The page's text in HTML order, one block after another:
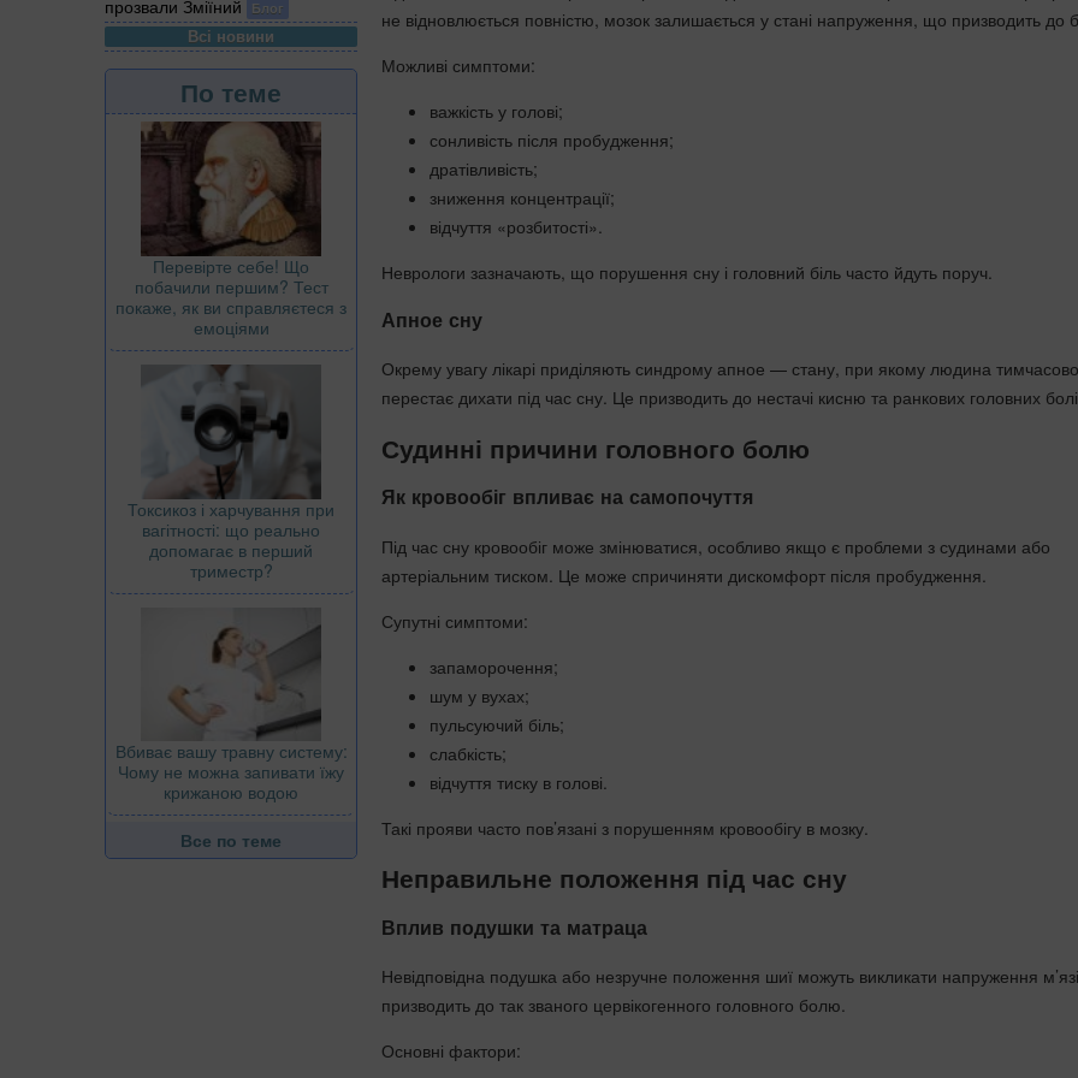
прозвали Зміїний
Блог
Всі новини
По теме
Перевірте себе! Що
побачили першим? Тест
покаже, як ви справляєтеся з
емоціями
Токсикоз і харчування при
вагітності: що реально
допомагає в перший
триместр?
Вбиває вашу травну систему:
Чому не можна запивати їжу
крижаною водою
Все по теме
не відновлюється повністю, мозок залишається у стані напруження, що призводить до
Можливі симптоми:
важкість у голові;
сонливість після пробудження;
дратівливість;
зниження концентрації;
відчуття «розбитості».
Неврологи зазначають, що порушення сну і головний біль часто йдуть поруч.
Апное сну
Окрему увагу лікарі приділяють синдрому апное — стану, при якому людина тимчасово
перестає дихати під час сну. Це призводить до нестачі кисню та ранкових головних
Судинні причини головного болю
Як кровообіг впливає на самопочуття
Під час сну кровообіг може змінюватися, особливо якщо є проблеми з судинами або
артеріальним тиском. Це може спричиняти дискомфорт після пробудження.
Супутні симптоми:
запаморочення;
шум у вухах;
пульсуючий біль;
слабкість;
відчуття тиску в голові.
Такі прояви часто пов’язані з порушенням кровообігу в мозку.
Неправильне положення під час сну
Вплив подушки та матраца
Невідповідна подушка або незручне положення шиї можуть викликати напруження
призводить до так званого цервікогенного головного болю.
Основні фактори: